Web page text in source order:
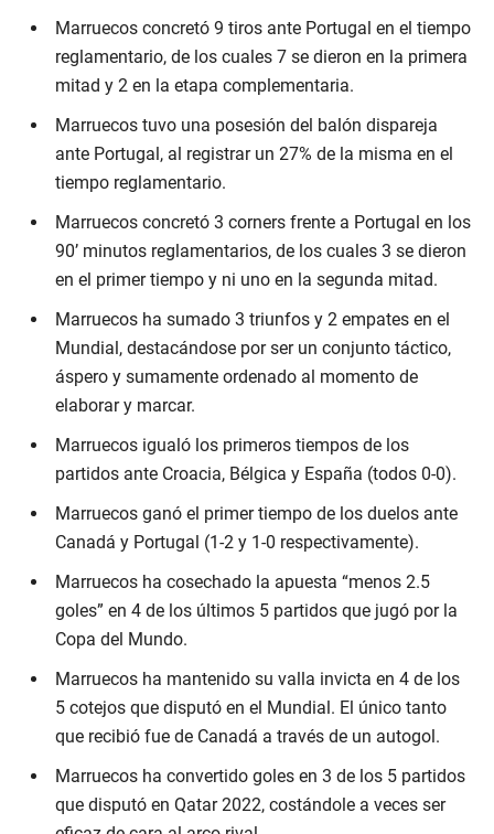
Marruecos concretó 9 tiros ante Portugal en el tiempo
reglamentario, de los cuales 7 se dieron en la primera
mitad y 2 en la etapa complementaria.
Marruecos tuvo una posesión del balón dispareja
ante Portugal, al registrar un 27% de la misma en el
tiempo reglamentario.
Marruecos concretó 3 corners frente a Portugal en los
90’ minutos reglamentarios, de los cuales 3 se dieron
en el primer tiempo y ni uno en la segunda mitad.
Marruecos ha sumado 3 triunfos y 2 empates en el
Mundial, destacándose por ser un conjunto táctico,
áspero y sumamente ordenado al momento de
elaborar y marcar.
Marruecos igualó los primeros tiempos de los
partidos ante Croacia, Bélgica y España (todos 0-0).
Marruecos ganó el primer tiempo de los duelos ante
Canadá y Portugal (1-2 y 1-0 respectivamente).
Marruecos ha cosechado la apuesta “menos 2.5
goles” en 4 de los últimos 5 partidos que jugó por la
Copa del Mundo.
Marruecos ha mantenido su valla invicta en 4 de los
5 cotejos que disputó en el Mundial. El único tanto
que recibió fue de Canadá a través de un autogol.
Marruecos ha convertido goles en 3 de los 5 partidos
que disputó en Qatar 2022, costándole a veces ser